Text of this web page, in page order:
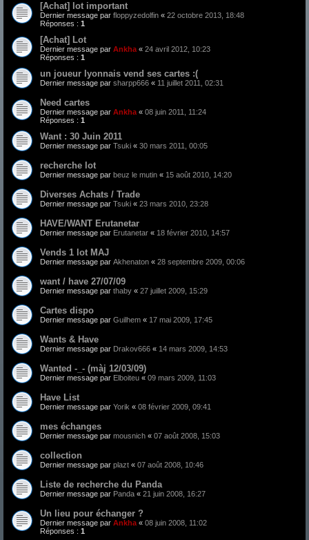
[Achat] lot important
Dernier message par floppyzedolfin « 22 octobre 2013, 18:48
Réponses : 1
[Achat] Lot
Dernier message par Ankha« 24 avril 2012, 10:23
Réponses : 1
un joueur lyonnais vend ses cartes :(
Dernier message par sharpp666 « 11 juillet 2011, 02:31
Need cartes
Dernier message par Ankha« 08 juin 2011, 11:24
Réponses : 1
Want : 30 Juin 2011
Dernier message par Tsuki « 30 mars 2011, 00:05
recherche lot
Dernier message par beuz le mutin « 15 août 2010, 14:20
Diverses Achats / Trade
Dernier message par Tsuki « 23 mars 2010, 23:28
HAVE/WANT Erutanetar
Dernier message par Erutanetar « 18 février 2010, 14:57
Vends 1 lot MAJ
Dernier message par Akhenaton « 28 septembre 2009, 00:06
want / have 27/07/09
Dernier message par thaby « 27 juillet 2009, 15:29
Cartes dispo
Dernier message par Guilhem « 17 mai 2009, 17:45
Wants & Have
Dernier message par Drakov666 « 14 mars 2009, 14:53
Wanted -_- (màj 12/03/09)
Dernier message par Elboiteu « 09 mars 2009, 11:03
Have List
Dernier message par Yorik « 08 février 2009, 09:41
mes échanges
Dernier message par mousnich « 07 août 2008, 15:03
collection
Dernier message par plazt « 07 août 2008, 10:46
Liste de recherche du Panda
Dernier message par Panda « 21 juin 2008, 16:27
Un lieu pour échanger ?
Dernier message par Ankha« 08 juin 2008, 11:02
Réponses : 1